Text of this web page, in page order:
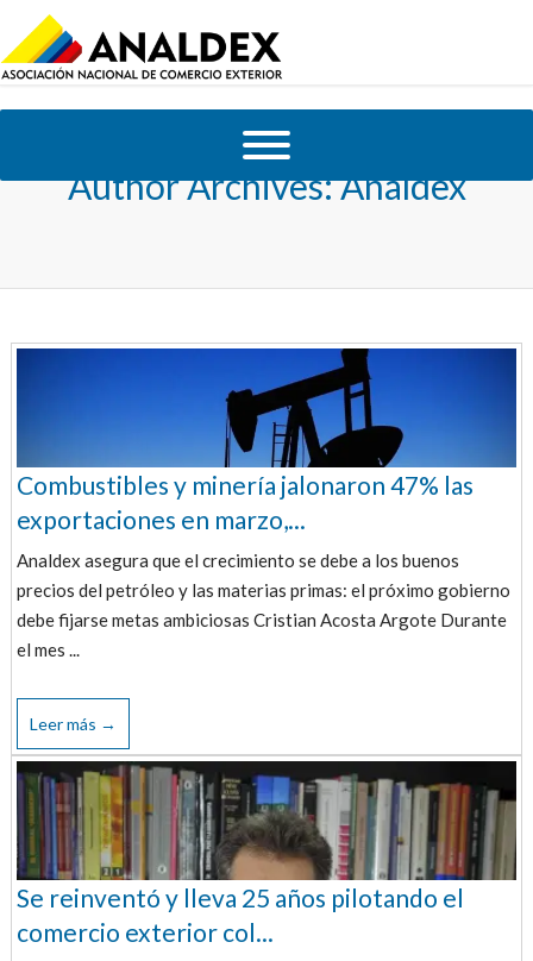
Author Archives: Analdex
Combustibles y minería jalonaron 47% las
exportaciones en marzo,...
Analdex asegura que el crecimiento se debe a los buenos
precios del petróleo y las materias primas: el próximo gobierno
debe fijarse metas ambiciosas Cristian Acosta Argote Durante
el mes ...
Leer más →
Se reinventó y lleva 25 años pilotando el
comercio exterior col...